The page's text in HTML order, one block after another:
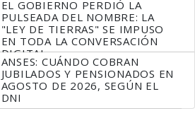
FUEGO
EL GOBIERNO PERDIÓ LA
PULSEADA DEL NOMBRE: LA
"LEY DE TIERRAS" SE IMPUSO
EN TODA LA CONVERSACIÓN
DIGITAL
ANSES: CUÁNDO COBRAN
JUBILADOS Y PENSIONADOS EN
AGOSTO DE 2026, SEGÚN EL
DNI